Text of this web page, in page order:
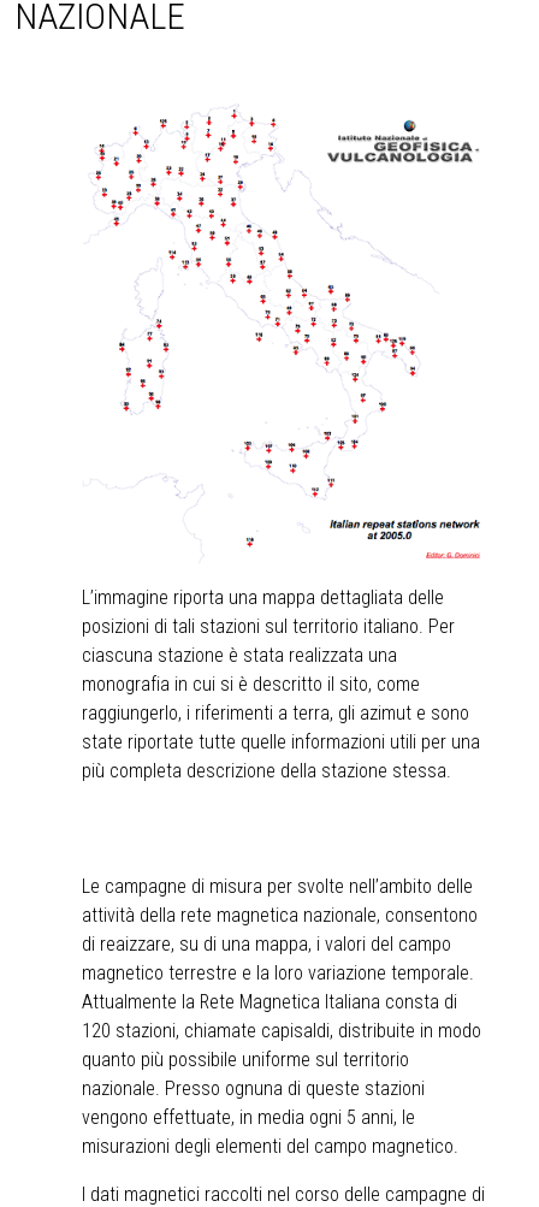
NAZIONALE
L’immagine riporta una mappa dettagliata delle
posizioni di tali stazioni sul territorio italiano. Per
ciascuna stazione è stata realizzata una
monografia in cui si è descritto il sito, come
raggiungerlo, i riferimenti a terra, gli azimut e sono
state riportate tutte quelle informazioni utili per una
più completa descrizione della stazione stessa.
Le campagne di misura per svolte nell’ambito delle
attività della rete magnetica nazionale, consentono
di reaizzare, su di una mappa, i valori del campo
magnetico terrestre e la loro variazione temporale.
Attualmente la Rete Magnetica Italiana consta di
120 stazioni, chiamate capisaldi, distribuite in modo
quanto più possibile uniforme sul territorio
nazionale. Presso ognuna di queste stazioni
vengono effettuate, in media ogni 5 anni, le
misurazioni degli elementi del campo magnetico.
I dati magnetici raccolti nel corso delle campagne di